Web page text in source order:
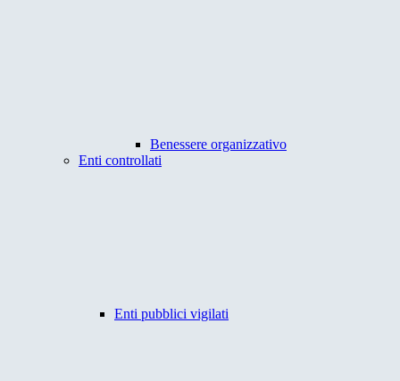
Benessere organizzativo
Enti controllati
Enti pubblici vigilati